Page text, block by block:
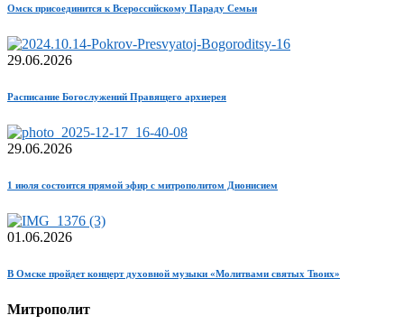
Омск присоединится к Всероссийскому Параду Семьи
29.06.2026
Расписание Богослужений Правящего архиерея
29.06.2026
1 июля состоится прямой эфир с митрополитом Дионисием
01.06.2026
В Омске пройдет концерт духовной музыки «Молитвами святых Твоих»
Митрополит